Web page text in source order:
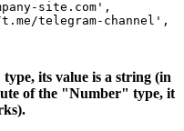
site.com',
telegram-channel',
its value is a string (in
of the "Number" type, it